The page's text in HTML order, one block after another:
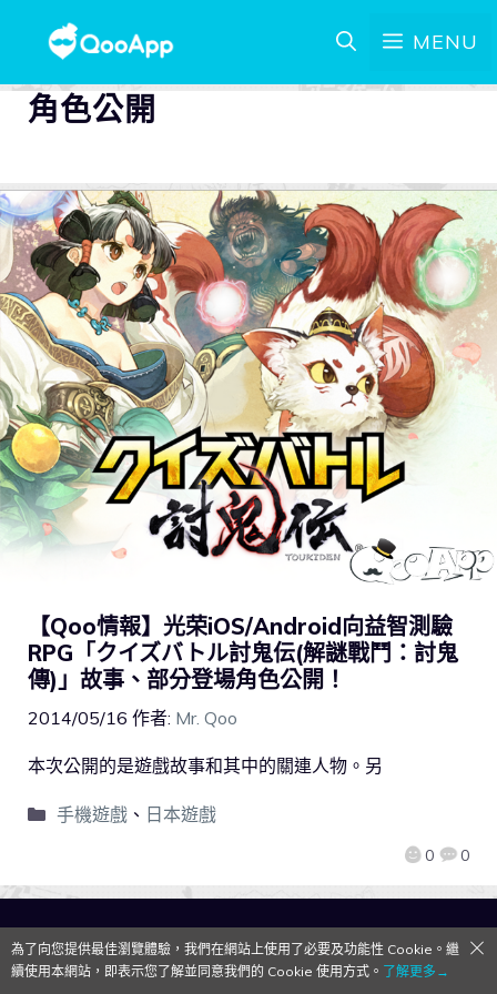
MENU
角色公開
【Qoo情報】光荣iOS/Android向益智測驗
RPG「クイズバトル討鬼伝(解謎戰鬥：討鬼
傳)」故事、部分登場角色公開！
2014/05/16 作者: Mr. Qoo
0 0
本次公開的是遊戲故事和其中的關連人物。另
手機遊戲、 日本遊戲
為了向您提供最佳瀏覽體驗，我們在網站上使用了必要及功能性 Cookie。繼
續使用本網站，即表示您了解並同意我們的 Cookie 使用方式。 了解更多→